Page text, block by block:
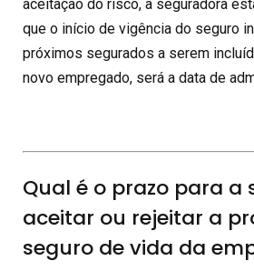
aceitação do risco, a seguradora
que o início de vigência do seguro
próximos segurados a serem
novo empregado, será a data de
Qual é o prazo para a
aceitar ou rejeitar a
seguro de vida da